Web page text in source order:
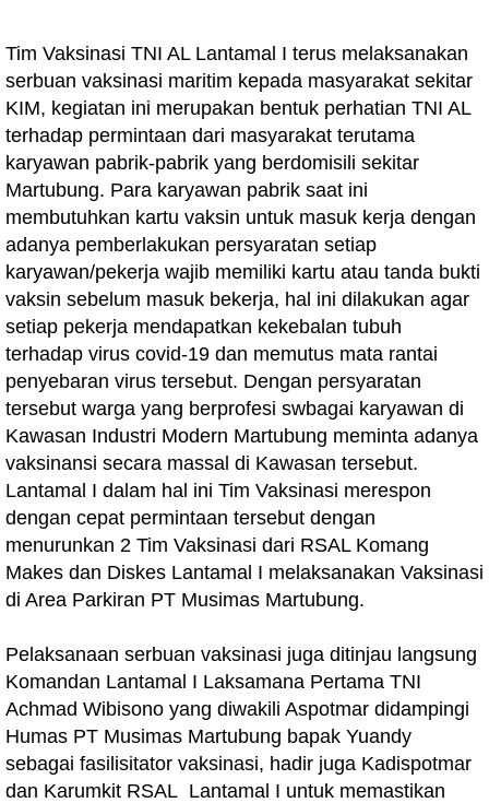
Tim Vaksinasi TNI AL Lantamal I terus melaksanakan
serbuan vaksinasi maritim kepada masyarakat sekitar
KIM, kegiatan ini merupakan bentuk perhatian TNI AL
terhadap permintaan dari masyarakat terutama
karyawan pabrik-pabrik yang berdomisili sekitar
Martubung. Para karyawan pabrik saat ini
membutuhkan kartu vaksin untuk masuk kerja dengan
adanya pemberlakukan persyaratan setiap
karyawan/pekerja wajib memiliki kartu atau tanda bukti
vaksin sebelum masuk bekerja, hal ini dilakukan agar
setiap pekerja mendapatkan kekebalan tubuh
terhadap virus covid-19 dan memutus mata rantai
penyebaran virus tersebut. Dengan persyaratan
tersebut warga yang berprofesi swbagai karyawan di
Kawasan Industri Modern Martubung meminta adanya
vaksinansi secara massal di Kawasan tersebut.
Lantamal I dalam hal ini Tim Vaksinasi merespon
dengan cepat permintaan tersebut dengan
menurunkan 2 Tim Vaksinasi dari RSAL Komang
Makes dan Diskes Lantamal I melaksanakan Vaksinasi
di Area Parkiran PT Musimas Martubung.
Pelaksanaan serbuan vaksinasi juga ditinjau langsung
Komandan Lantamal I Laksamana Pertama TNI
Achmad Wibisono yang diwakili Aspotmar didampingi
Humas PT Musimas Martubung bapak Yuandy
sebagai fasilisitator vaksinasi, hadir juga Kadispotmar
dan Karumkit RSAL Lantamal I untuk memastikan